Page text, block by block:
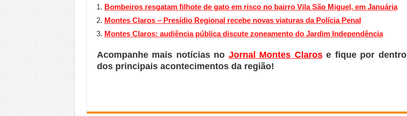
Bombeiros resgatam filhote de gato em risco no bairro Vila São Miguel, em Januária
Montes Claros – Presídio Regional recebe novas viaturas da Polícia Penal
Montes Claros: audiência pública discute zoneamento do Jardim Independência
Acompanhe mais notícias no Jornal Montes Clarose fique por dentro
dos principais acontecimentos da região!